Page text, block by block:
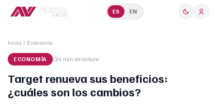
ES EN
Inicio Economía
ECONOMÍA 4 min de lectura
Target renueva sus beneficios:
¿cuáles son los cambios?